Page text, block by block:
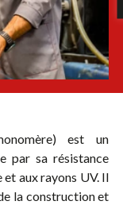
est un
par sa résistance
et aux rayons UV. Il
la construction et